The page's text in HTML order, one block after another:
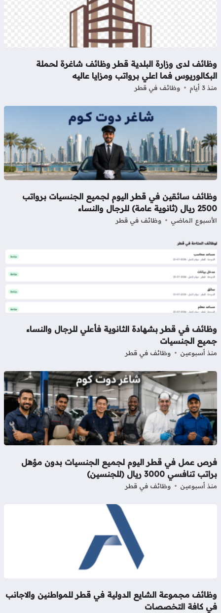
لدى وزارة البلدية قطر وظائف شاغرة لحملة
فما اعلي برواتب ومزايا عاليه
أيام وظائف في قطر
سائقين في قطر اليوم لجميع الجنسيات برواتب
عامة) للرجال والنساء
الماضي وظائف في قطر
في قطر بشهادة الثانوية فأعلي للرجال والنساء
الجنسيات
أسبوعين وظائف في قطر
عمل في قطر اليوم لجميع الجنسيات بدون مؤهل
تنافسي 3000 ريال (للجنسين)
أسبوعين وظائف في قطر
مجموعة الشايع الدولية في قطر للمواطنين والاجانب
كافة التخصصات